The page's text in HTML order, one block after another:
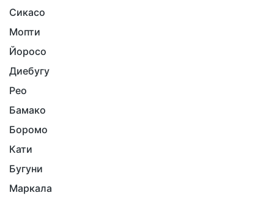
Сикасо
Мопти
Йоросо
Диебугу
Рео
Бамако
Боромо
Кати
Бугуни
Маркала